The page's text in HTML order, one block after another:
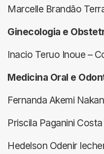
Marcelle Brandão
Ginecologia e
Inacio Teruo Inoue –
Medicina Oral e
Fernanda Akemi
Priscila Paganini
Hedelson Odenir